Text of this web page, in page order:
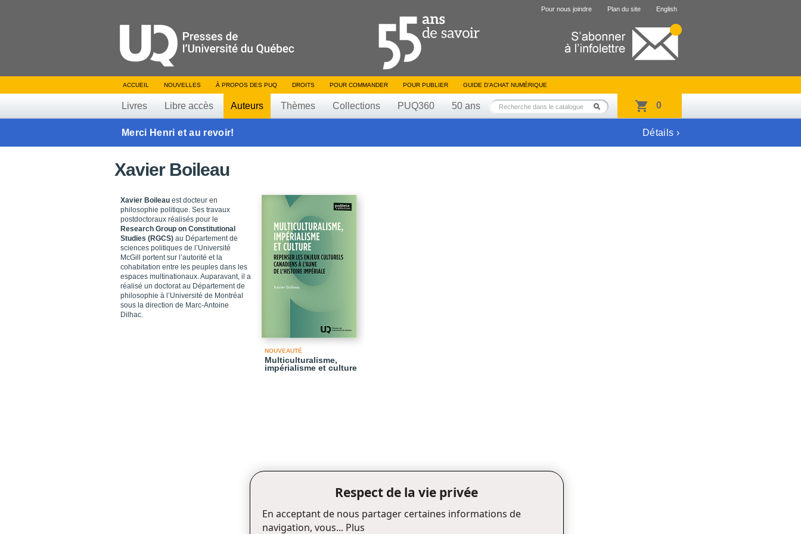
Pour nous joindre Plan du site English
ACCUEIL NOUVELLES À PROPOS DES PUQ DROITS POUR COMMANDER POUR PUBLIER GUIDE D’ACHAT NUMÉRIQUE
Livres Libre accès Auteurs Thèmes Collections PUQ360 50 ans 0
Merci Henri et au revoir! Détails ›
Xavier Boileau
Xavier Boileau est docteur en
philosophie politique. Ses travaux
postdoctoraux réalisés pour le
Research Group on Constitutional
Studies (RGCS) au Département de
sciences politiques de l’Université
McGill portent sur l’autorité et la
cohabitation entre les peuples dans les
espaces multinationaux. Auparavant, il a
réalisé un doctorat au Département de
philosophie à l’Université de Montréal
sous la direction de Marc-Antoine
Dilhac.
NOUVEAUTÉ
Multiculturalisme,
impérialisme et culture
Respect de la vie privée
En acceptant de nous partager certaines informations de
navigation, vous... Plus